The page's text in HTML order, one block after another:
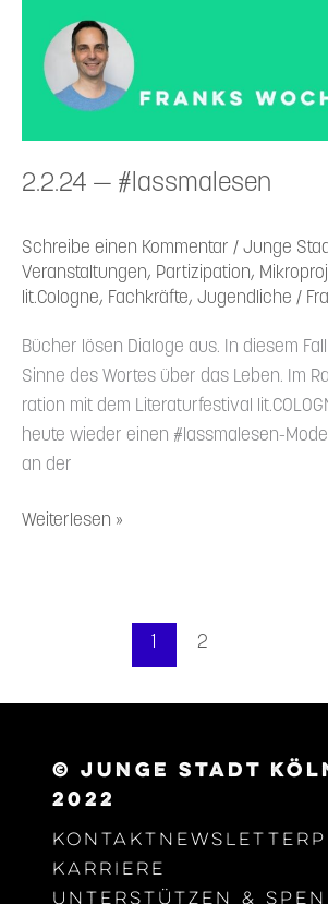
2.2.24 — #lassma­lesen
Schreibe einen Kommentar / Junge
Veranstaltungen, Partizipation,
lit.Cologne, Fachkräfte, Jugendliche /
Bücher lösen Dialoge aus. In diesem
Sinne des Wortes über das Leben. Im
ration mit dem Litera­tur­fes­tival
heute wieder einen #lassma­­lesen-
an der
Weiterlesen »
2
© junge Stadt
2022
Kontakt Newsletter
Karriere
Unter­stützen &